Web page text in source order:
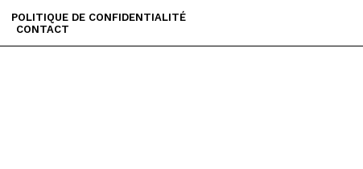
POLITIQUE DE CONFIDENTIALITÉ
CONTACT